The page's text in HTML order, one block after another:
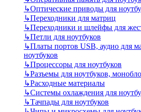
↳Оптические приводы для
↳Переходники для матриц
↳Переходники и шлейфы для
↳Петли для ноутбуков
↳Платы портов USB, аудио для
ноутбуков
↳Процессоры для ноутбуков
↳Разъемы для ноутбуков,
↳Расходные материалы
↳Системы охлаждения для
↳Тачпады для ноутбуков